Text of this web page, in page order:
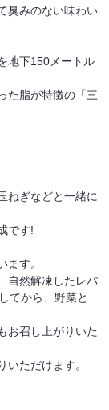
臭みのない味わい
地下150メートル
た脂が特徴の「三
ねぎなどと一緒に
です!
す。
自然解凍したレバ
てから、野菜と
お召し上がりいた
ただけます。